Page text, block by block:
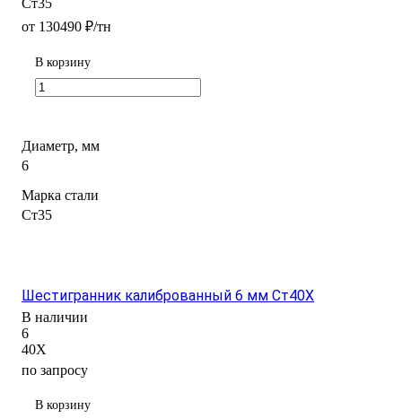
от 130490 ₽/тн
В корзину
Диаметр, мм
6
Марка стали
Ст35
Шестигранник калиброванный 6 мм Ст40Х
В наличии
6
40Х
по запросу
В корзину